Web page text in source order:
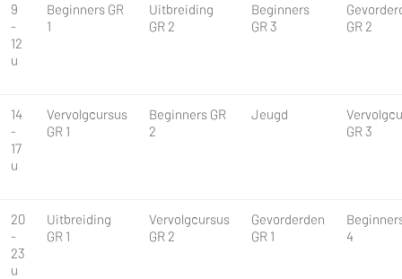
9
-
12
u
Beginners GR
1
Uitbreiding
GR 2
Beginners
GR 3
GR 2
14
-
17
u
Vervolgcursus
GR 1
Beginners GR
2
Jeugd
GR 3
20
-
23
u
Uitbreiding
GR 1
Vervolgcursus
GR 2
Gevorderden
GR 1
4